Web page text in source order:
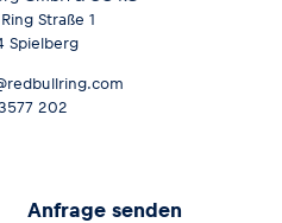
Straße 1
Spielberg
202
Anfrage senden